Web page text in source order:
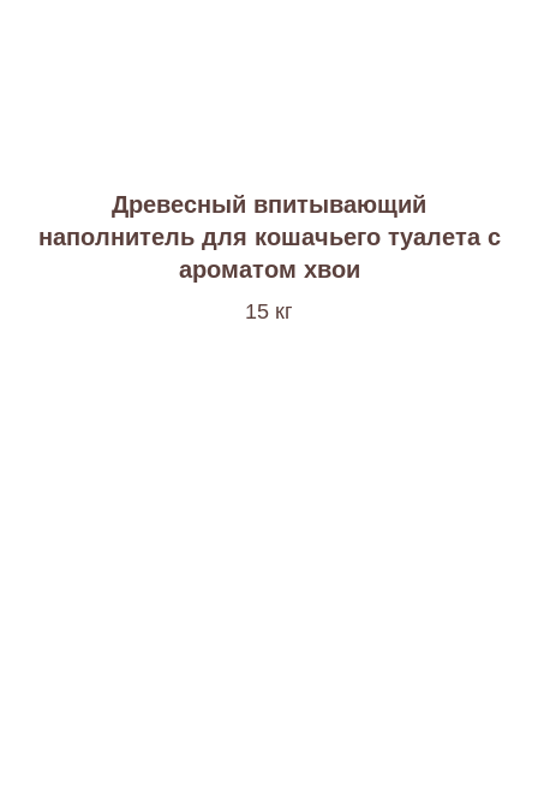
Древесный впитывающий
наполнитель для кошачьего туалета с
ароматом хвои
15 кг